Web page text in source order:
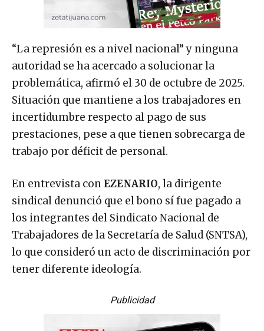
“La represión es a nivel nacional” y ninguna
autoridad se ha acercado a solucionar la
problemática, afirmó el 30 de octubre de 2025.
Situación que mantiene a los trabajadores en
incertidumbre respecto al pago de sus
prestaciones, pese a que tienen sobrecarga de
trabajo por déficit de personal.
En entrevista conEZENARIO, la dirigente
sindical denunció que el bono sí fue pagado a
los integrantes del Sindicato Nacional de
Trabajadores de la Secretaría de Salud (SNTSA),
lo que consideró un acto de discriminación por
tener diferente ideología.
Publicidad